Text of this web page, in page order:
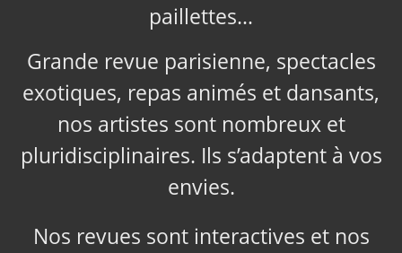
paillettes…
Grande revue parisienne, spectacles
exotiques, repas animés et dansants,
nos artistes sont nombreux et
pluridisciplinaires. Ils s’adaptent à vos
envies.
Nos revues sont interactives et nos